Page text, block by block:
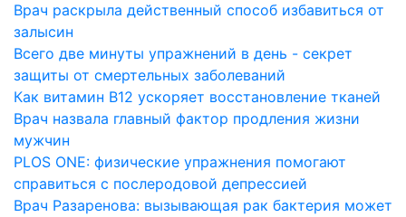
Врач раскрыла действенный способ избавиться от
залысин
Всего две минуты упражнений в день - секрет
защиты от смертельных заболеваний
Как витамин B12 ускоряет восстановление тканей
Врач назвала главный фактор продления жизни
мужчин
PLOS ONE: физические упражнения помогают
справиться с послеродовой депрессией
Врач Разаренова: вызывающая рак бактерия может